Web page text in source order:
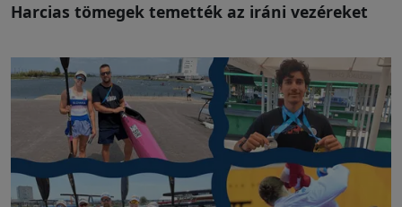
Harcias tömegek temették az iráni vezéreket